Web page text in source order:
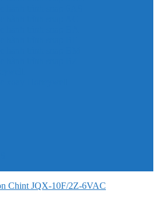
Chint JQX-10F/2Z-6VAC